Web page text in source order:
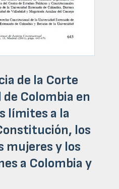
de la Corte
Colombia en
límites a la
los
mujeres y los
a Colombia y